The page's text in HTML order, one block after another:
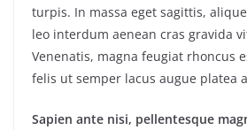
turpis. In massa eget sagittis,
leo interdum aenean cras gravida
Venenatis, magna feugiat rhoncus
felis ut semper lacus augue platea
Sapien ante nisi, pellentesque